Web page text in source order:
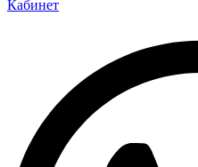
Кабинет